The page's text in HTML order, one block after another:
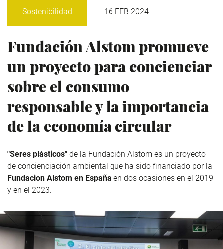
Sostenibilidad 16 FEB 2024
Fundación Alstom promueve
un proyecto para concienciar
sobre el consumo
responsable y la importancia
de la economía circular
"Seres plásticos" de la Fundación Alstom es un proyecto
de concienciación ambiental que ha sido financiado por la
Fundacion Alstom en España en dos ocasiones en el 2019
y en el 2023.